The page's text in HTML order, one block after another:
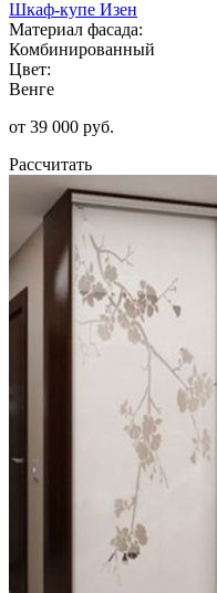
Шкаф-купе Изен
Материал фасада:
Комбинированный
Цвет:
Венге
от 39 000 руб.
Рассчитать